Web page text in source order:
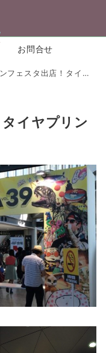
お問合せ
ェスタ出店！タイヤプリント
イヤプリン